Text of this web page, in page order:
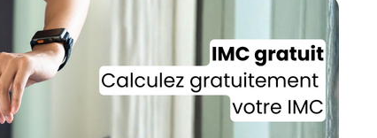
Je consens à ce que la société
Prisma Players analyse le taux
des courriels pour mesurer et
performances des campagnes.
pourrons savoir si vous ouvrez les
l'heure à laquelle vous le faites
des informations sur le terminal
utilisez. Pour en savoir plus sur ces